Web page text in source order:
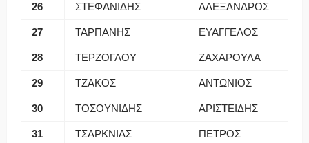
26 ΣΤΕΦΑΝΙΔΗΣ ΑΛΕΞΑΝΔΡΟΣ
27 ΤΑΡΠΑΝΗΣ ΕΥΑΓΓΕΛΟΣ
28 ΤΕΡΖΟΓΛΟΥ ΖΑΧΑΡΟΥΛΑ
29 ΤΖΑΚΟΣ ΑΝΤΩΝΙΟΣ
30 ΤΟΣΟΥΝΙΔΗΣ ΑΡΙΣΤΕΙΔΗΣ
31 ΤΣΑΡΚΝΙΑΣ ΠΕΤΡΟΣ